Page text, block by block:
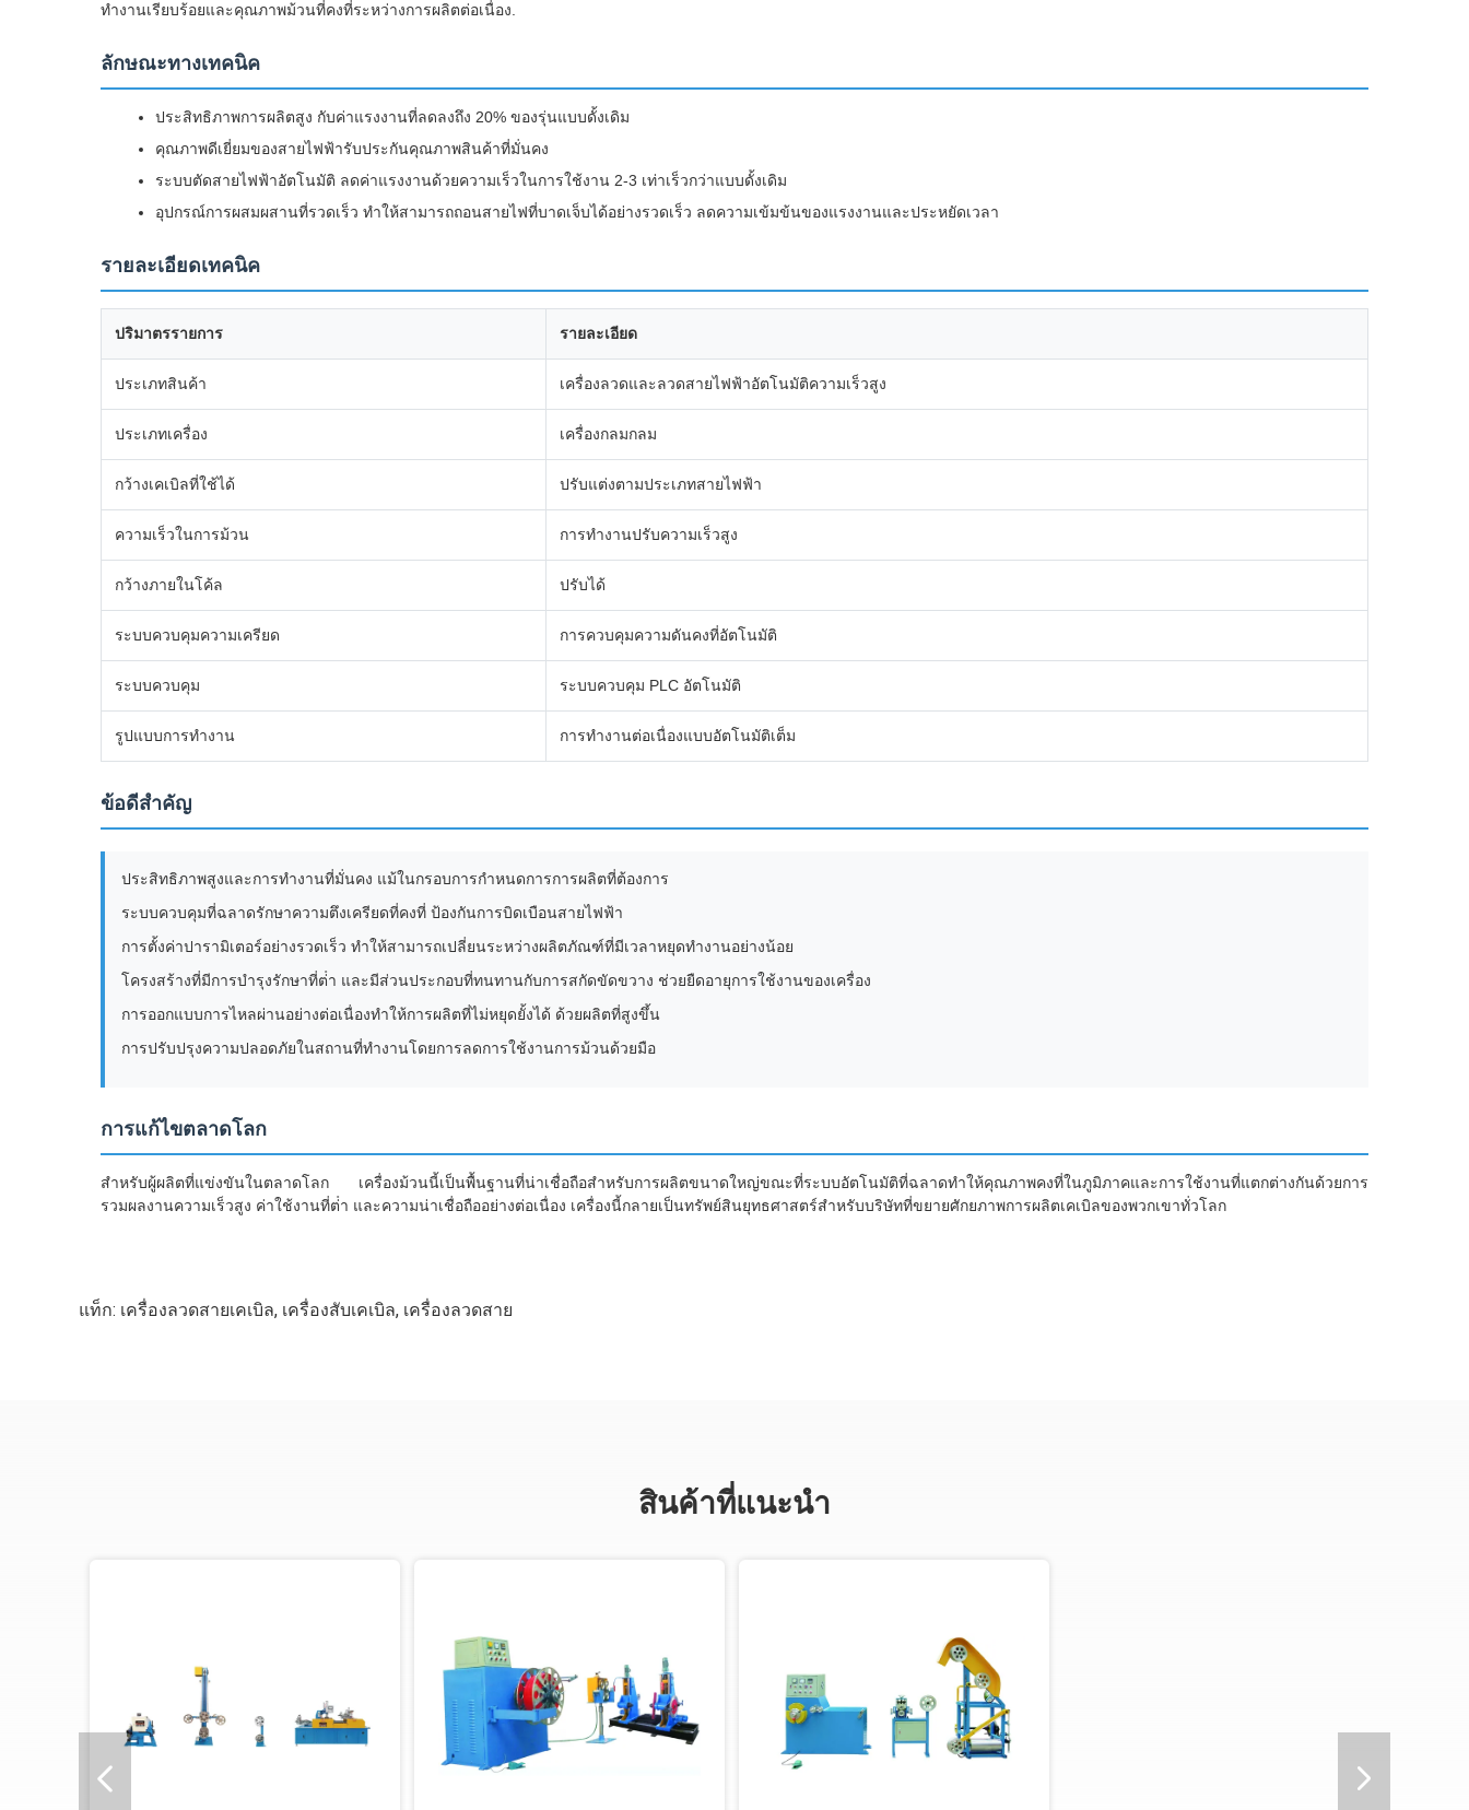
ทํางานเรียบร้อยและคุณภาพม้วนที่คงที่ระหว่างการผลิตต่อเนื่อง.
ลักษณะทางเทคนิค
ประสิทธิภาพการผลิตสูง กับค่าแรงงานที่ลดลงถึง 20% ของรุ่นแบบดั้งเดิม
คุณภาพดีเยี่ยมของสายไฟฟ้ารับประกันคุณภาพสินค้าที่มั่นคง
ระบบตัดสายไฟฟ้าอัตโนมัติ ลดค่าแรงงานด้วยความเร็วในการใช้งาน 2-3 เท่าเร็วกว่าแบบดั้งเดิม
อุปกรณ์การผสมผสานที่รวดเร็ว ทําให้สามารถถอนสายไฟที่บาดเจ็บได้อย่างรวดเร็ว ลดความเข้มข้นของแรงงานและประหยัดเวลา
รายละเอียดเทคนิค
ปริมาตรรายการ รายละเอียด
ประเภทสินค้า เครื่องลวดและลวดสายไฟฟ้าอัตโนมัติความเร็วสูง
ประเภทเครื่อง เครื่องกลมกลม
กว้างเคเบิลที่ใช้ได้ ปรับแต่งตามประเภทสายไฟฟ้า
ความเร็วในการม้วน การทํางานปรับความเร็วสูง
กว้างภายในโค้ล ปรับได้
ระบบควบคุมความเครียด การควบคุมความดันคงที่อัตโนมัติ
ระบบควบคุม ระบบควบคุม PLC อัตโนมัติ
รูปแบบการทํางาน การทํางานต่อเนื่องแบบอัตโนมัติเต็ม
ข้อดีสําคัญ
ประสิทธิภาพสูงและการทํางานที่มั่นคง แม้ในกรอบการกําหนดการการผลิตที่ต้องการ
ระบบควบคุมที่ฉลาดรักษาความตึงเครียดที่คงที่ ป้องกันการบิดเบือนสายไฟฟ้า
การตั้งค่าปารามิเตอร์อย่างรวดเร็ว ทําให้สามารถเปลี่ยนระหว่างผลิตภัณฑ์ที่มีเวลาหยุดทํางานอย่างน้อย
โครงสร้างที่มีการบํารุงรักษาที่ต่ํา และมีส่วนประกอบที่ทนทานกับการสกัดขัดขวาง ช่วยยืดอายุการใช้งานของเครื่อง
การออกแบบการไหลผ่านอย่างต่อเนื่องทําให้การผลิตที่ไม่หยุดยั้งได้ ด้วยผลิตที่สูงขึ้น
การปรับปรุงความปลอดภัยในสถานที่ทํางานโดยการลดการใช้งานการม้วนด้วยมือ
การแก้ไขตลาดโลก
สําหรับผู้ผลิตที่แข่งขันในตลาดโลก เครื่องม้วนนี้เป็นพื้นฐานที่น่าเชื่อถือสําหรับการผลิตขนาดใหญ่ขณะที่ระบบอัตโนมัติที่ฉลาดทําให้คุณภาพคงที่ในภูมิภาคและการใช้งานที่แตกต่างกันด้วยการ
รวมผลงานความเร็วสูง ค่าใช้งานที่ต่ํา และความน่าเชื่อถืออย่างต่อเนื่อง เครื่องนี้กลายเป็นทรัพย์สินยุทธศาสตร์สําหรับบริษัทที่ขยายศักยภาพการผลิตเคเบิลของพวกเขาทั่วโลก
แท็ก: เครื่องลวดสายเคเบิล, เครื่องสับเคเบิล, เครื่องลวดสาย
สินค้าที่แนะนํา